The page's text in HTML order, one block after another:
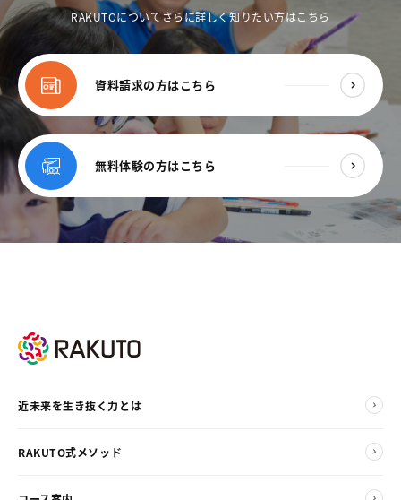
RAKUTOについてさらに詳しく知りたい方はこちら
資料請求の方はこちら
無料体験の方はこちら
近未来を生き抜く力とは
RAKUTO式メソッド